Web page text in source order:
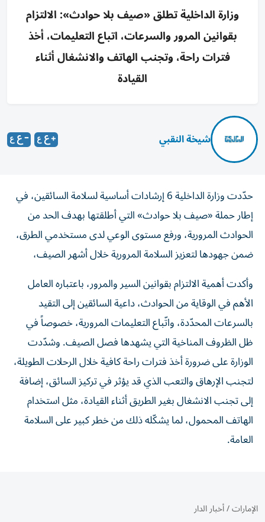
وزارة الداخلية تطلق «صيف بلا حوادث»: الالتزام
بقوانين المرور والسرعات، اتباع التعليمات، أخذ
فترات راحة، وتجنب الهاتف والانشغال أثناء
القيادة
شيخة النقبي
حدّدت وزارة الداخلية 6 إرشادات أساسية لسلامة السائقين، في
إطار حملة «صيف بلا حوادث» التي أطلقتها بهدف الحد من
الحوادث المرورية، ورفع مستوى الوعي لدى مستخدمي الطرق،
ضمن جهودها لتعزيز السلامة المرورية خلال أشهر الصيف،
وأكدت أهمية الالتزام بقوانين السير والمرور، باعتباره العامل
الأهم في الوقاية من الحوادث، داعية السائقين إلى التقيد
بالسرعات المحدّدة، واتّباع التعليمات المرورية، خصوصاً في
ظل الظروف المناخية التي يشهدها فصل الصيف. وشدّدت
الوزارة على ضرورة أخذ فترات راحة كافية خلال الرحلات الطويلة،
لتجنب الإرهاق والتعب الذي قد يؤثر في تركيز السائق، إضافة
إلى تجنب الانشغال بغير الطريق أثناء القيادة، مثل استخدام
الهاتف المحمول، لما يشكّله ذلك من خطر كبير على السلامة
العامة.
الإمارات/أخبار الدار